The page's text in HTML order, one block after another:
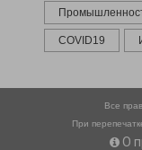
COVID19
Все
При
О